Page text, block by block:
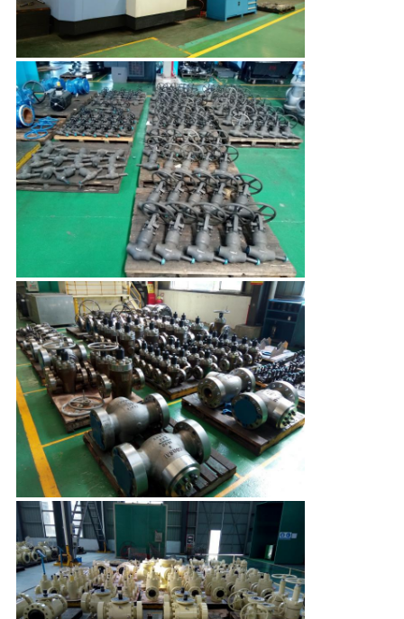
SITEMAP
PRIVACY
POLICY